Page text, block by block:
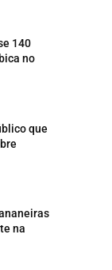
140
no
que
na